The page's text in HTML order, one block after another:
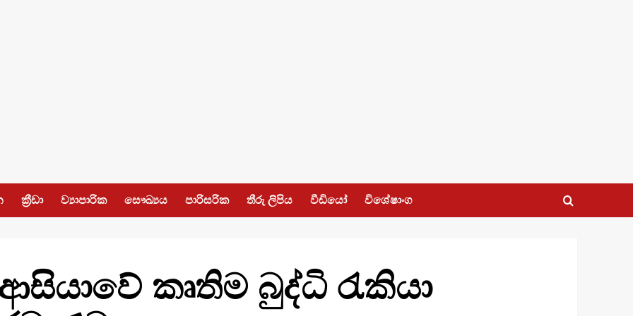
ක්‍රීඩා ව්‍යාපාරික සෞඛ්‍යය පාරිසරික තීරු ලිපිය වීඩියෝ විශේෂාංග
කෘතිම බුද්ධි රැකියා